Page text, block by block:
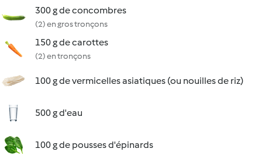
300 g de concombres
(2) en gros tronçons
150 g de carottes
(2) en tronçons
100 g de vermicelles asiatiques (ou nouilles de riz)
500 g d'eau
100 g de pousses d'épinards